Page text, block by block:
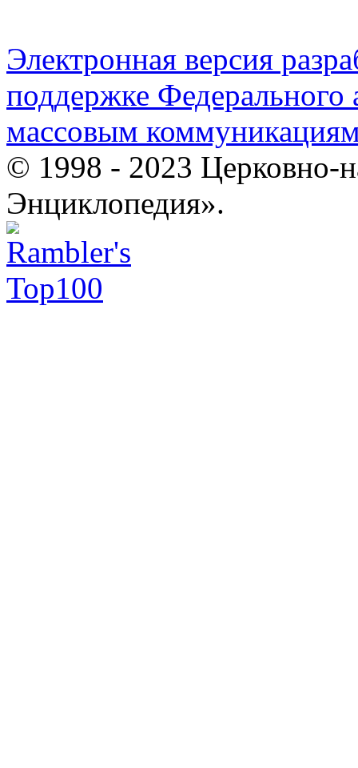
Электронная версия
поддержке Федерального
массовым
© 1998 - 2023 Церковно-
Энциклопедия».